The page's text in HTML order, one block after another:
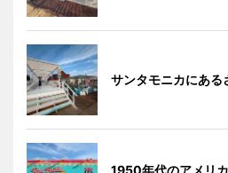
サンタモニカにある